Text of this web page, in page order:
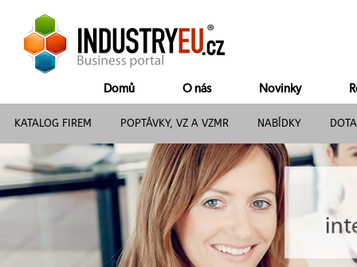
Domů O nás Novinky
KATALOG FIREM POPTÁVKY, VZ A VZMR NABÍDKY